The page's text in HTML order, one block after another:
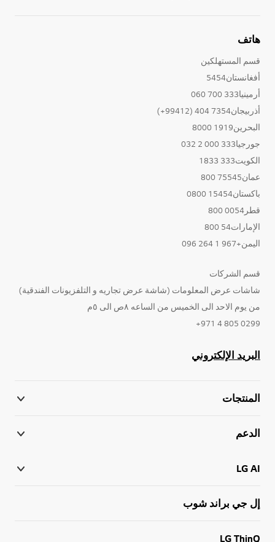
هاتف
قسم المستهلكين
أفغانستان5454
أرمينيا333 700 060
أذربيجان7354 404 (99412+)
البحرين1919 8000
جورجيا333 000 2 032
الكويت333 1833
عمان75545 800
باكستان15454 0800
قطر0054 800
الإمارات54 800
اليمن+967 1 264 096
قسم الشركات
شاشات عرض المعلومات (شاشة عرض تجاريه و التلفزيونات الفندقية)
من يوم الاحد الى الخميس من الساعه ٨ص الى ٥م
0299 805 4 971+
البريد الإلكتروني
المنتجات
الدعم
LG AI
إل جي براند شوب
LG ThinQ